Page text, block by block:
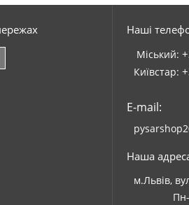
Наші
Міський:
Київстар:
E-mail:
Наша
м.Львів,